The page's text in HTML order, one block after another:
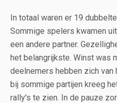
In totaal waren er 19
Sommige spelers kwamen
een andere partner.
het belangrijkste. Winst was
deelnemers hebben zich van
bij sommige partijen kreeg
rally's te zien. In de pauze